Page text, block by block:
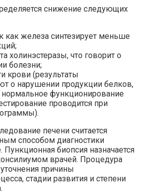
снижение следующих
как железа синтезирует меньше
холинэстеразы, что говорит о
болезни;
крови (результаты
о нарушении продукции белков,
функционирование
проводится при
печени считается
способом диагностики
биопсия назначается
врачей. Процедура
причины
стадии развития и степени